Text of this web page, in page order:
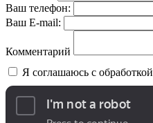
Ваш телефон:
Ваш E-mail:
Комментарий
Я соглашаюсь с обработкой